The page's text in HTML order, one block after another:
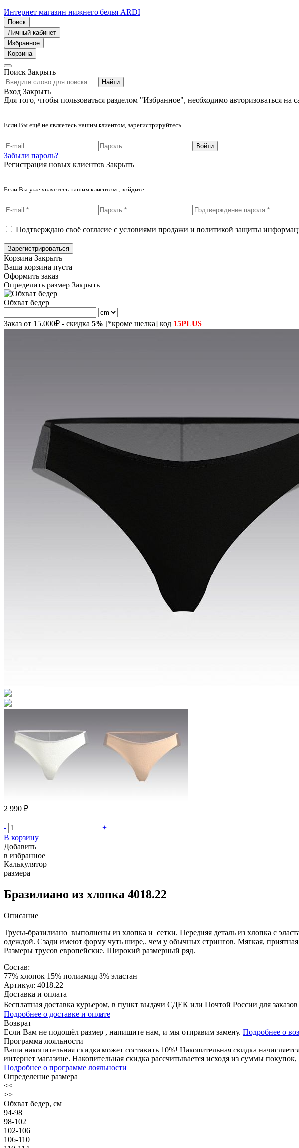
Интернет магазин нижнего белья ARDI
Поиск
Личный кабинет
Избранное
Корзина
Поиск Закрыть
Найти
Вход Закрыть
Для того, чтобы пользоваться разделом "Избранное", необходимо авторизоваться на
Если Вы ещё не являетесь нашим клиентом, зарегистрируйтесь
Войти
Забыли пароль?
Регистрация новых клиентов Закрыть
Если Вы уже являетесь нашим клиентом , войдите
Подтверждаю своё согласие с условиями продажи и политикой защиты
Зарегистрироваться
Корзина Закрыть
Ваша корзина пуста
Оформить заказ
Определить размер Закрыть
Обхват бедер
Заказ от 15.000₽ - скидка 5% [*кроме шелка] код 15PLUS
2 990 ₽
-
+
В корзину
Добавить
в избранное
Калькулятор
размера
Бразилиано из хлопка 4018.22
Описание
Трусы-бразилиано выполнены из хлопка и сетки. Передняя деталь из хлопка с
одеждой. Сзади имеют форму чуть шире,. чем у обычных стрингов. Мягкая,
Размеры трусов европейские. Широкий размерный ряд.
Состав:
77% хлопок 15% полиамид 8% эластан
Артикул: 4018.22
Доставка и оплата
Бесплатная доставка курьером, в пункт выдачи СДЕК или Почтой России для
Подробнее о доставке и оплате
Возврат
Если Вам не подошёл размер , напишите нам, и мы отправим замену. Подробнее о
Программа лояльности
Ваша накопительная скидка может составить 10%! Накопительная скидка
интернет магазине. Накопительная скидка рассчитывается исходя из суммы
Подробнее о программе лояльности
Определение размера
<<
>>
Обхват бедер, см
94-98
98-102
102-106
106-110